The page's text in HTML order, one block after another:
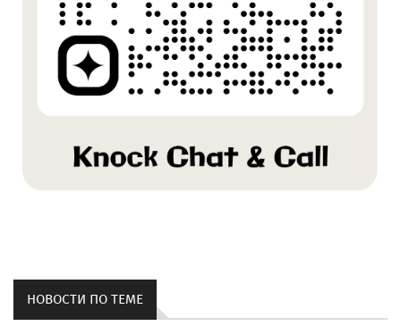
НОВОСТИ ПО ТЕМЕ